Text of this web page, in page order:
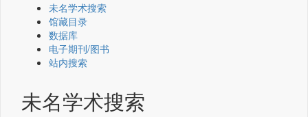
未名学术搜索
馆藏目录
数据库
电子期刊/图书
站内搜索
未名学术搜索